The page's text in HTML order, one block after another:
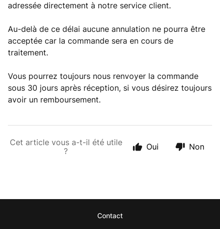
adressée directement à notre service client.
Au-delà de ce délai aucune annulation ne pourra être
acceptée car la commande sera en cours de
traitement.
Vous pourrez toujours nous renvoyer la commande
sous 30 jours après réception, si vous désirez toujours
avoir un remboursement.
Cet article vous a-t-il été utile
?
Oui Non
Contact